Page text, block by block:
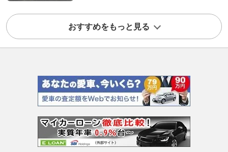
おすすめをもっと見る